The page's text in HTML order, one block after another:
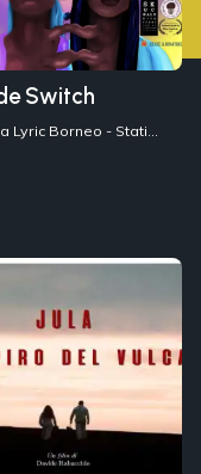
Switch
Lyric Borneo